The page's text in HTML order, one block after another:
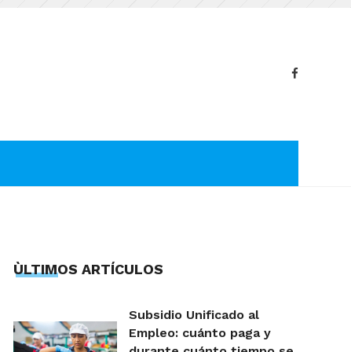
ÙLTIMOS ARTÍCULOS
Subsidio Unificado al
Empleo: cuánto paga y